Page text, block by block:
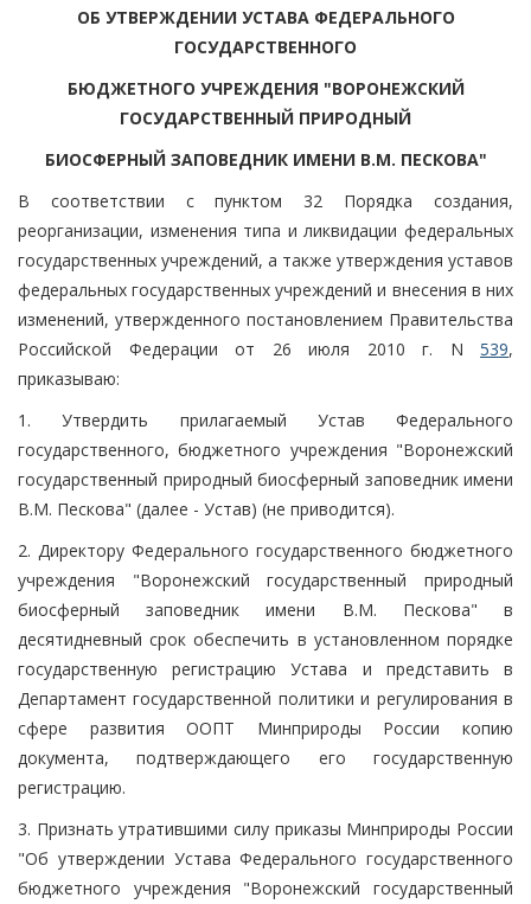
ОБ УТВЕРЖДЕНИИ УСТАВА ФЕДЕРАЛЬНОГО
ГОСУДАРСТВЕННОГО
БЮДЖЕТНОГО УЧРЕЖДЕНИЯ "ВОРОНЕЖСКИЙ
ГОСУДАРСТВЕННЫЙ ПРИРОДНЫЙ
БИОСФЕРНЫЙ ЗАПОВЕДНИК ИМЕНИ В.М. ПЕСКОВА"
В соответствии с пунктом 32 Порядка создания,
реорганизации, изменения типа и ликвидации федеральных
государственных учреждений, а также утверждения уставов
федеральных государственных учреждений и внесения в них
изменений, утвержденного постановлением Правительства
Российской Федерации от 26 июля 2010 г. N 539,
приказываю:
1. Утвердить прилагаемый Устав Федерального
государственного, бюджетного учреждения "Воронежский
государственный природный биосферный заповедник имени
В.М. Пескова" (далее - Устав) (не приводится).
2. Директору Федерального государственного бюджетного
учреждения "Воронежский государственный природный
биосферный заповедник имени В.М. Пескова" в
десятидневный срок обеспечить в установленном порядке
государственную регистрацию Устава и представить в
Департамент государственной политики и регулирования в
сфере развития ООПТ Минприроды России копию
документа, подтверждающего его государственную
регистрацию.
3. Признать утратившими силу приказы Минприроды России
"Об утверждении Устава Федерального государственного
бюджетного учреждения "Воронежский государственный